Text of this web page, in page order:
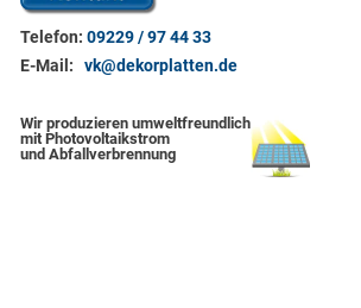
Telefon: 09229 / 97 44 33
E-Mail: vk@dekorplatten.de
Wir produzieren umweltfreundlich
mit Photovoltaikstrom
und Abfallverbrennung